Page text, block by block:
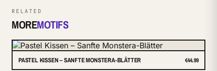
RELATED
MOREMOTIFS
PASTEL KISSEN – SANFTE MONSTERA-BLÄTTER €44.99